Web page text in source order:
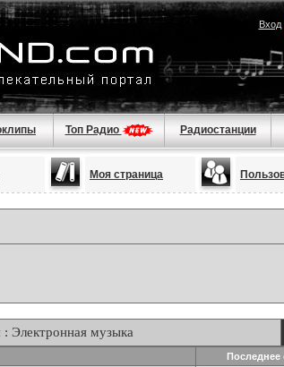
Вход|
Топ Радио Радиостанции
Моя страница
: Электронная музыка
Последнее